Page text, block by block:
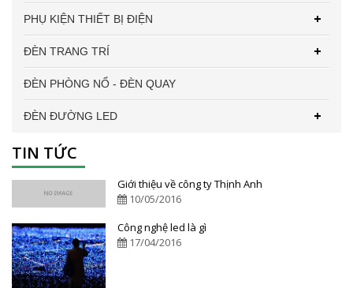
PHỤ KIỆN THIẾT BỊ ĐIỆN
ĐÈN TRANG TRÍ
ĐÈN PHÒNG NỔ - ĐÈN QUAY
ĐÈN ĐƯỜNG LED
TIN TỨC
Giới thiệu về công ty Thịnh Anh
10/05/2016
Công nghệ led là gì
17/04/2016